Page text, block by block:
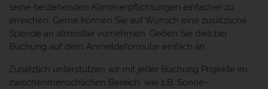
seine bestehenden Klimaverpflichtungen einfacher zu
erreichen. Gerne können Sie auf Wunsch eine zusätzliche
Spende an atmosfair vornehmen. Geben Sie dies bei
Buchung auf dem Anmeldeformular einfach an.
Zusätzlich unterstützen wir mit jeder Buchung Projekte im
zwischenmenschlichen Bereich, wie z.B. Sonne-